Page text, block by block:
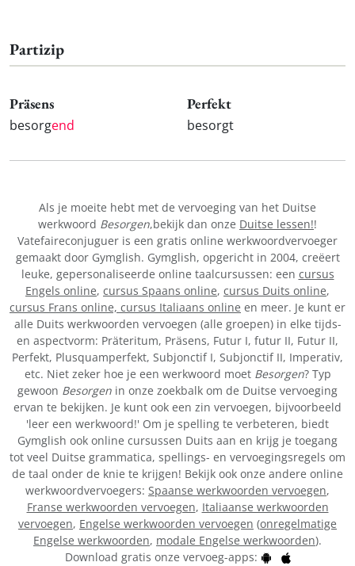
Partizip
Präsens
besorgend
Perfekt
besorgt
Als je moeite hebt met de vervoeging van het Duitse
werkwoord Besorgen,bekijk dan onze Duitse lessen!!
Vatefaireconjuguer is een gratis online werkwoordvervoeger
gemaakt door Gymglish. Gymglish, opgericht in 2004, creëert
leuke, gepersonaliseerde online taalcursussen: een cursus
Engels online, cursus Spaans online, cursus Duits online,
cursus Frans online, cursus Italiaans online en meer. Je kunt er
alle Duits werkwoorden vervoegen (alle groepen) in elke tijds-
en aspectvorm: Präteritum, Präsens, Futur I, futur II, Futur II,
Perfekt, Plusquamperfekt, Subjonctif I, Subjonctif II, Imperativ,
etc. Niet zeker hoe je een werkwoord moet Besorgen? Typ
gewoon Besorgen in onze zoekbalk om de Duitse vervoeging
ervan te bekijken. Je kunt ook een zin vervoegen, bijvoorbeeld
'leer een werkwoord!' Om je spelling te verbeteren, biedt
Gymglish ook online cursussen Duits aan en krijg je toegang
tot veel Duitse grammatica, spellings- en vervoegingsregels om
de taal onder de knie te krijgen! Bekijk ook onze andere online
werkwoordvervoegers: Spaanse werkwoorden vervoegen,
Franse werkwoorden vervoegen, Italiaanse werkwoorden
vervoegen, Engelse werkwoorden vervoegen (onregelmatige
Engelse werkwoorden, modale Engelse werkwoorden).
Download gratis onze vervoeg-apps: